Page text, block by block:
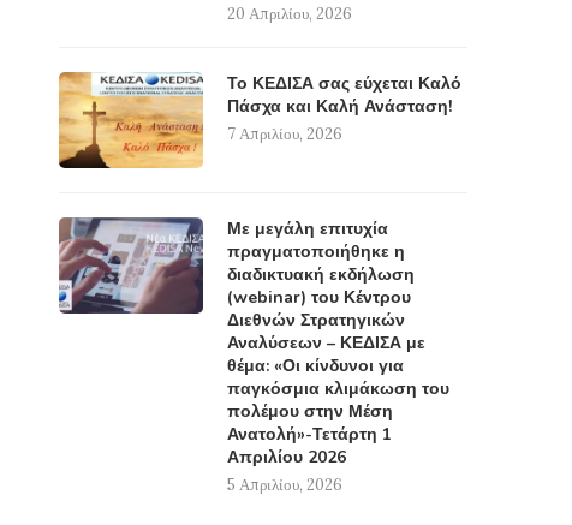
20 Απριλίου, 2026
Το ΚΕΔΙΣΑ σας εύχεται Καλό
Πάσχα και Καλή Ανάσταση!
7 Απριλίου, 2026
Με μεγάλη επιτυχία
πραγματοποιήθηκε η
διαδικτυακή εκδήλωση
(webinar) του Κέντρου
Διεθνών Στρατηγικών
Αναλύσεων – ΚΕΔΙΣΑ με
θέμα: «Οι κίνδυνοι για
παγκόσμια κλιμάκωση του
πολέμου στην Μέση
Ανατολή»-Τετάρτη 1
Απριλίου 2026
5 Απριλίου, 2026